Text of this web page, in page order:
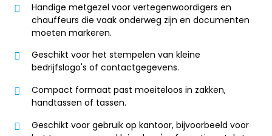
Handige metgezel voor vertegenwoordigers en
chauffeurs die vaak onderweg zijn en documenten
moeten markeren.
Geschikt voor het stempelen van kleine
bedrijfslogo's of contactgegevens.
Compact formaat past moeiteloos in zakken,
handtassen of tassen.
Geschikt voor gebruik op kantoor, bijvoorbeeld voor